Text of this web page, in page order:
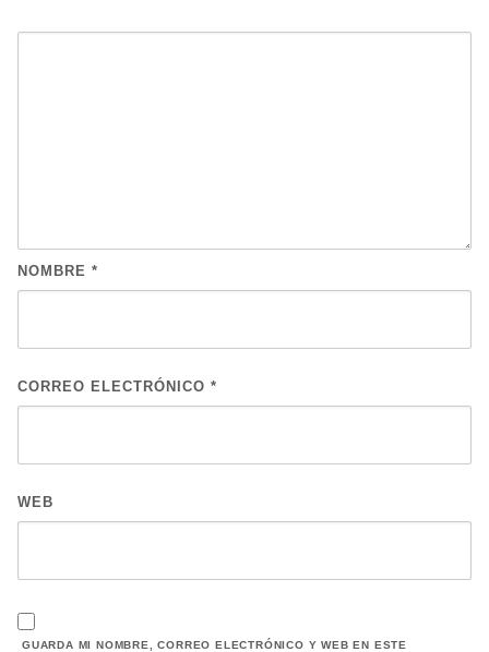
NOMBRE *
CORREO ELECTRÓNICO *
WEB
GUARDA MI NOMBRE, CORREO ELECTRÓNICO Y WEB EN ESTE